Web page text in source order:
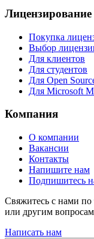
Лицензирование
Покупка
Выбор
Для клиентов
Для студентов
Для Open
Для Microsoft
Компания
О компании
Вакансии
Контакты
Напишите нам
Подпишитесь
Свяжитесь с нами по
или другим вопросам
Написать нам